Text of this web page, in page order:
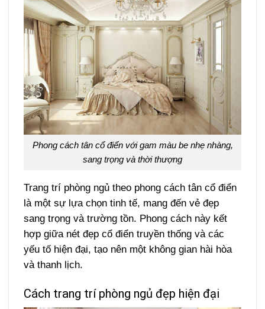
Phong cách tân cổ điển với gam màu be nhẹ nhàng,
sang trọng và thời thượng
Trang trí phòng ngủ theo phong cách tân cổ điển
là một sự lựa chọn tinh tế, mang đến vẻ đẹp
sang trọng và trường tồn. Phong cách này kết
hợp giữa nét đẹp cổ điển truyền thống và các
yếu tố hiện đại, tạo nên một không gian hài hòa
và thanh lịch.
Cách trang trí phòng ngủ đẹp hiện đại